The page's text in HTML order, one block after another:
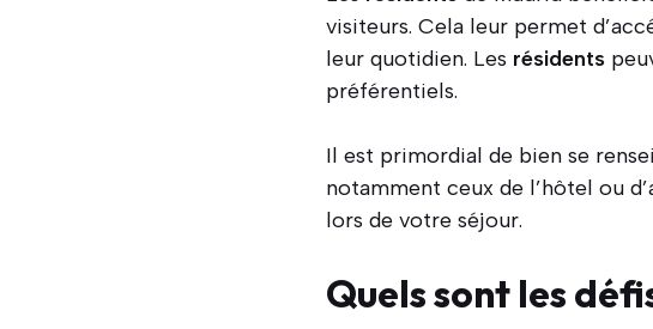
visiteurs. Cela leur permet
leur quotidien. Les résidents
préférentiels.
Il est primordial de bien se
notamment ceux de l’hôtel ou
lors de votre séjour.
Quels sont les